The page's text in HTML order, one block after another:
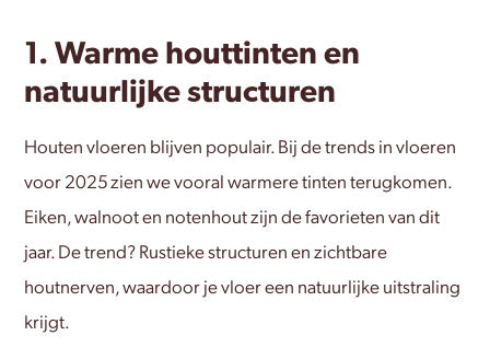
1. Warme houttinten en
natuurlijke structuren
Houten vloeren blijven populair. Bij de trends in vloeren
voor 2025 zien we vooral warmere tinten terugkomen.
Eiken, walnoot en notenhout zijn de favorieten van dit
jaar. De trend? Rustieke structuren en zichtbare
houtnerven, waardoor je vloer een natuurlijke uitstraling
krijgt.